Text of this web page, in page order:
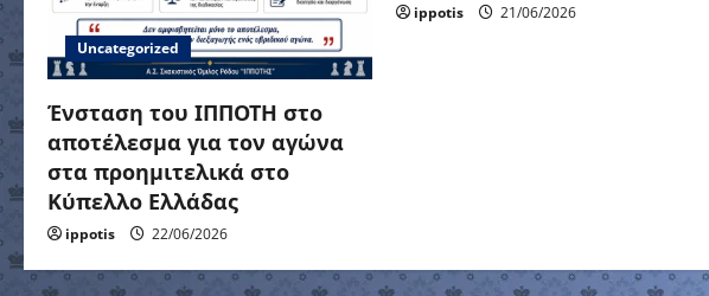
o
n
Uncategorized
Ένσταση του ΙΠΠΟΤΗ στο
αποτέλεσμα για τον αγώνα
στα προημιτελικά στο
Κύπελλο Ελλάδας
ippotis 22/06/2026
ippotis 21/06/2026